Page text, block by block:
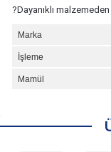
?Dayanıklı
Marka
İşleme
Mamül